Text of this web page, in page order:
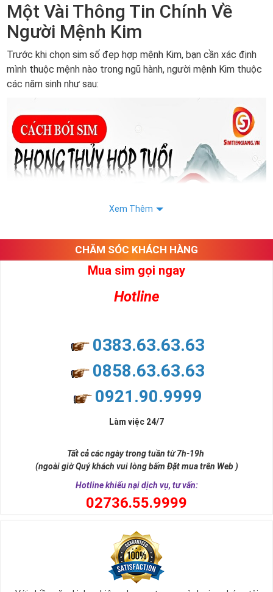
Một Vài Thông Tin Chính Về
Người Mệnh Kim
Trước khi chọn sim số đẹp hợp mệnh Kim, bạn cần xác định
mình thuộc mệnh nào trong ngũ hành, người mệnh Kim thuộc
các năm sinh như sau:
Người Mệnh Kim Nên Chọn Sim Như Thế Nào?
- (Nhâm Thân) 1932 1992; (Giáp Tý) 1984 1924; (Ất Mùi)
1955 2015; (Quý Dậu) 1933 1993; (Ất Sửu) 1985 1925;
(Nhâm Dần) 1962 2022; (Canh Thìn) 1940 2000; (Tân Tỵ)
(Canh Tuất) 1970 2030; (Tân Hợi) 1971 2031.
Trong đó tính chất Kim của các năm sinh bao
Sa Trung Kim ( Vàng trong Cát): 1954, 1955, 2014,
Kim bạch Kim ( Vàng pha bạch kim): 1962, 1963, 2022,
Thoa xuyến Kim (Vàng trang sức): 1970, 1971, 2030,
Xem Thêm
CHĂM SÓC KHÁCH HÀNG
Mua sim gọi ngay
Hotline
0383.63.63.63
0858.63.63.63
0921.90.9999
Làm việc 24/7
Tất cả các ngày trong tuần từ 7h-19h
(ngoài giờ Quý khách vui lòng bấm Đặt mua trên Web )
Hotline khiếu nại dịch vụ, tư vấn:
02736.55.9999